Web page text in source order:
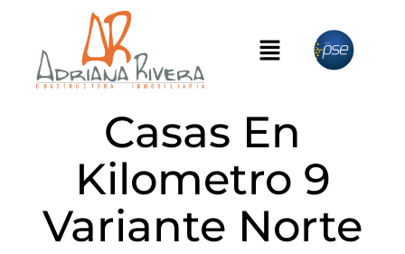
Casas En
Kilometro 9
Variante Norte